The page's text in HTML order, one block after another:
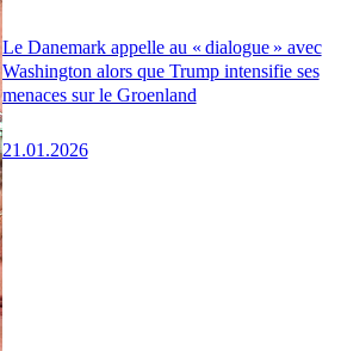
Le Danemark appelle au « dialogue » avec
Washington alors que Trump intensifie ses
menaces sur le Groenland
21.01.2026